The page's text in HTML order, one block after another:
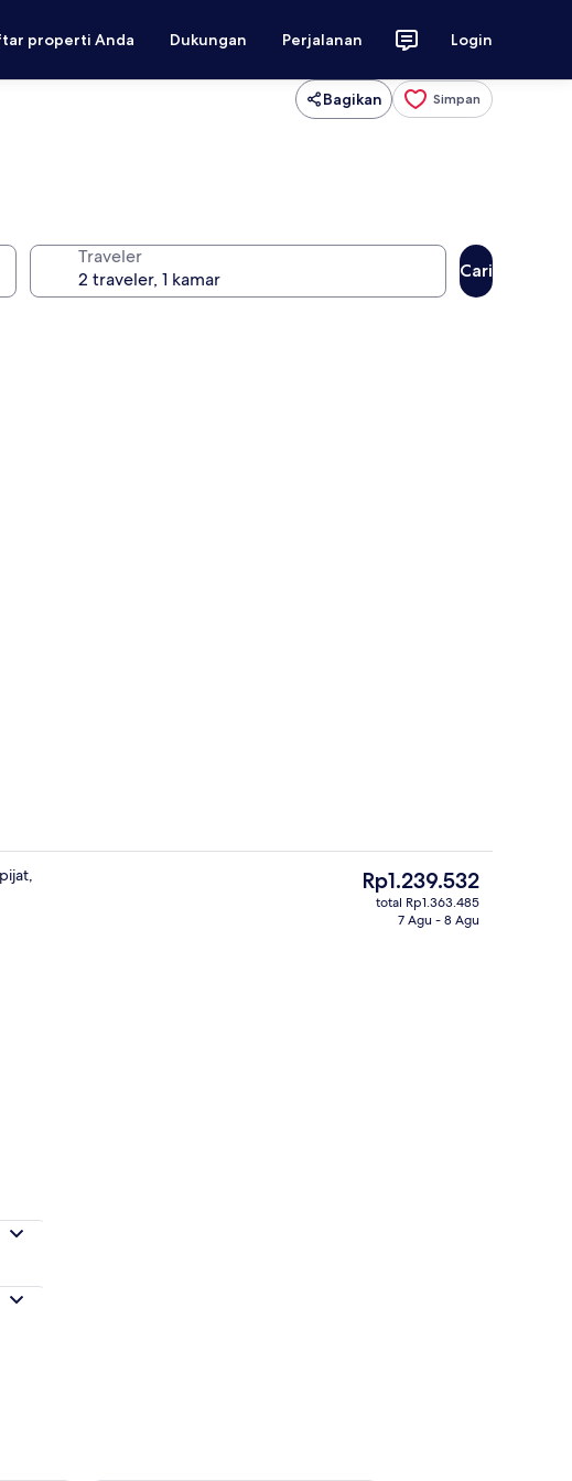
properti Anda Dukungan Perjalanan Login
Bagikan Simpan
Traveler
Cari
Harga
saat
Rp1.239.532
total Rp1.363.485
7 Agu - 8 Agu